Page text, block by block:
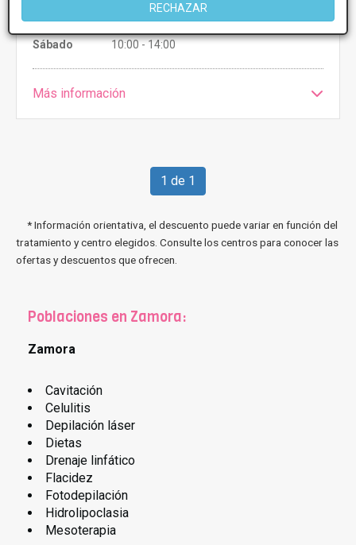
RECHAZAR
10:00 - 14:00 16:00 - 19:00
Sábado
10:00 - 14:00
Más información
1 de 1
* Información orientativa, el descuento puede variar en función del
tratamiento y centro elegidos. Consulte los centros para conocer las
ofertas y descuentos que ofrecen.
Poblaciones en Zamora:
Zamora
Cavitación
Celulitis
Depilación láser
Dietas
Drenaje linfático
Flacidez
Fotodepilación
Hidrolipoclasia
Mesoterapia